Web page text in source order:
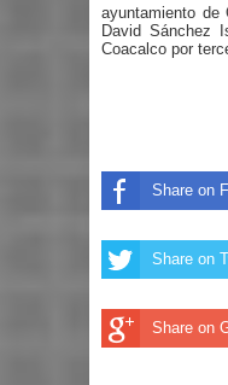
ayuntamiento de
David Sánchez
Coacalco por
Share on
Share on
Share on